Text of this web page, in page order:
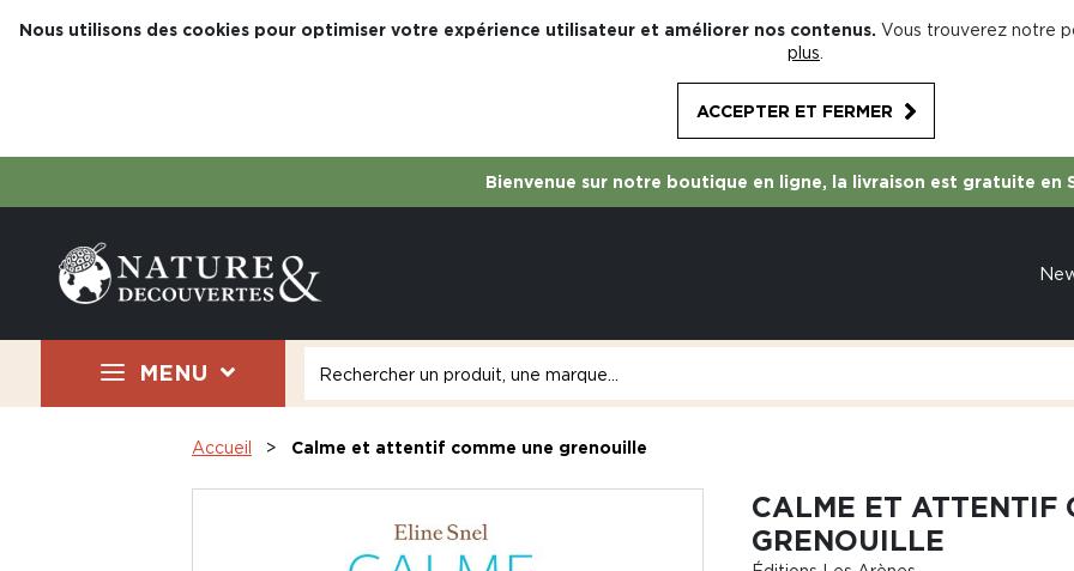
Nous utilisons des cookies pour optimiser votre expérience utilisateur et améliorer nos contenus. Vous trouverez notre
plus
ACCEPTER ET FERMER
Bienvenue sur notre boutique en ligne, la livraison est gratuite en
MENU
Accueil Calme et attentif comme une grenouille
CALME ET ATTENTIF
GRENOUILLE